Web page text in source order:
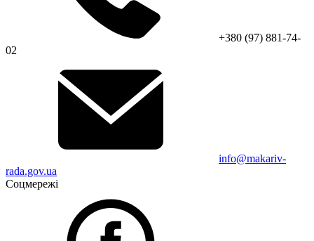
+380 (97) 881-74-
02
info@makariv-
rada.gov.ua
Соцмережі